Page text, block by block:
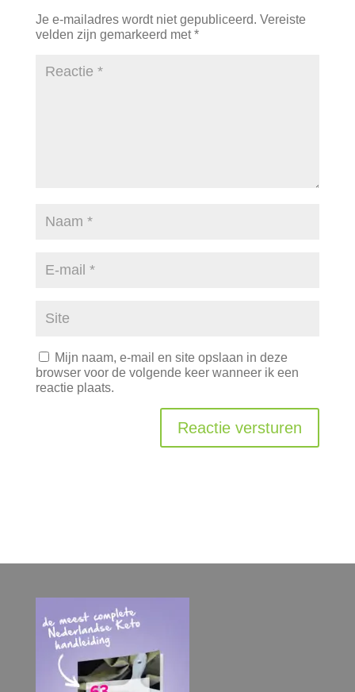
Je e-mailadres wordt niet gepubliceerd. Vereiste
velden zijn gemarkeerd met*
Mijn naam, e-mail en site opslaan in deze
browser voor de volgende keer wanneer ik een
reactie plaats.
Reactie versturen